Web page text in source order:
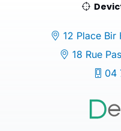
12 Place Bir
18 Rue
04